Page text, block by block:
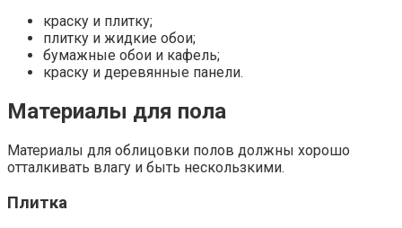
краску и плитку;
плитку и жидкие обои;
бумажные обои и кафель;
краску и деревянные панели.
Материалы для пола
Материалы для облицовки полов должны хорошо
отталкивать влагу и быть нескользкими.
Плитка